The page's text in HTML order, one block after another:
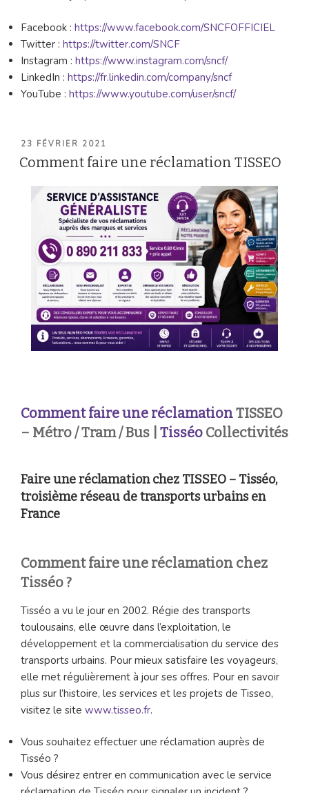
Facebook : https://www.facebook.com/SNCFOFFICIEL
Twitter : https://twitter.com/SNCF
Instagram : https://www.instagram.com/sncf/
LinkedIn : https://fr.linkedin.com/company/sncf
YouTube : https://www.youtube.com/user/sncf/
PUBLIÉ
LE
23 FÉVRIER 2021
Comment faire une réclamation TISSEO
Comment faire une réclamationTISSEO
– Métro / Tram / Bus | Tisséo Collectivités
Faire une réclamation chez TISSEO – Tisséo,
troisième réseau de transports urbains en
France
Comment faire une réclamation chez
Tisséo ?
Tisséo a vu le jour en 2002. Régie des transports
toulousains, elle œuvre dans l’exploitation, le
développement et la commercialisation du service des
transports urbains. Pour mieux satisfaire les voyageurs,
elle met régulièrement à jour ses offres. Pour en savoir
plus sur l’histoire, les services et les projets de Tisseo,
visitez le site www.tisseo.fr.
Vous souhaitez effectuer une réclamation auprès de
Tisséo ?
Vous désirez entrer en communication avec le service